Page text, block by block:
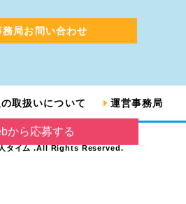
から応募する
務局お問い合わせ
取扱いについて 運営事務局
タイム .All Rights Reserved.